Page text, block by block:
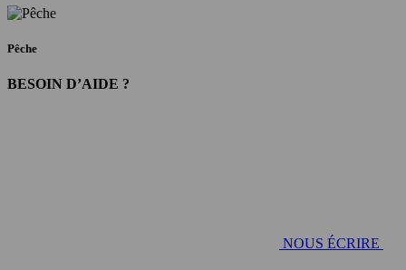
Pêche
BESOIN D’AIDE ?
NOUS ÉCRIRE